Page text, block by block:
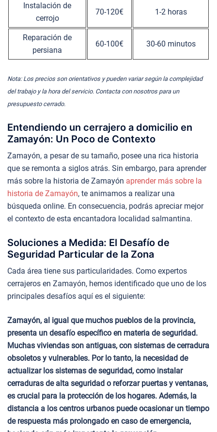
Instalación de
cerrojo
70-120€ 1-2 horas
Reparación de
persiana
60-100€ 30-60 minutos
Nota: Los precios son orientativos y pueden variar según la complejidad
del trabajo y la hora del servicio. Contacta con nosotros para un
presupuesto cerrado.
Entendiendo un cerrajero a domicilio en
Zamayón: Un Poco de Contexto
Zamayón, a pesar de su tamaño, posee una rica historia
que se remonta a siglos atrás. Sin embargo, para aprender
más sobre la historia de Zamayón aprender más sobre la
historia de Zamayón, te animamos a realizar una
búsqueda online. En consecuencia, podrás apreciar mejor
el contexto de esta encantadora localidad salmantina.
Soluciones a Medida: El Desafío de
Seguridad Particular de la Zona
Cada área tiene sus particularidades. Como expertos
cerrajeros en Zamayón, hemos identificado que uno de los
principales desafíos aquí es el siguiente:
Zamayón, al igual que muchos pueblos de la provincia,
presenta un desafío específico en materia de seguridad.
Muchas viviendas son antiguas, con sistemas de cerradura
obsoletos y vulnerables. Por lo tanto, la necesidad de
actualizar los sistemas de seguridad, como instalar
cerraduras de alta seguridad o reforzar puertas y ventanas,
es crucial para la protección de los hogares. Además, la
distancia a los centros urbanos puede ocasionar un tiempo
de respuesta más prolongado en caso de emergencia,